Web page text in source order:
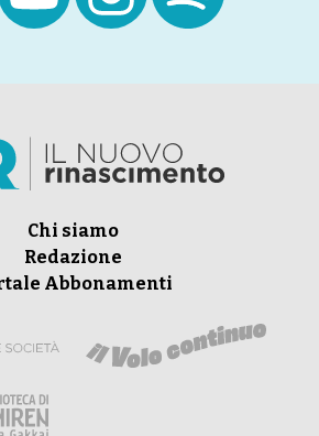
Chi siamo
Redazione
Abbonamenti